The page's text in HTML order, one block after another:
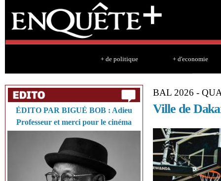
+ de politique + d'economie
ÉDITO PAR BIGUÉ BOB : Adieu
Professeur et merci pour le cinéma
BAL 2026 -
Ville de